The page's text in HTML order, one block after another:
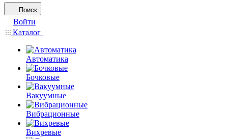
Поиск
Войти
Каталог
Автоматика
Бочковые
Вакуумные
Вибрационные
Вихревые